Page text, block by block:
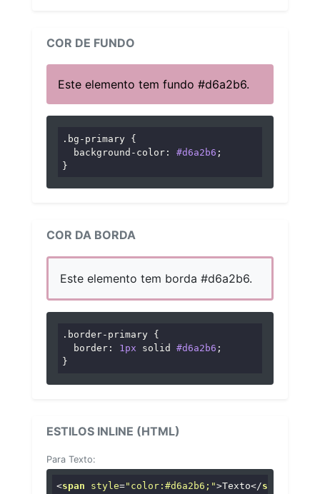
COR DE FUNDO
Este elemento tem fundo #d6a2b6.
.bg-primary {
background-color : #d6a2b6 ;
}
COR DA BORDA
Este elemento tem borda #d6a2b6.
.border-primary {
border : 1px solid #d6a2b6 ;
}
ESTILOS INLINE (HTML)
Para Texto:
<span style="color:#d6a2b6;">Texto</span